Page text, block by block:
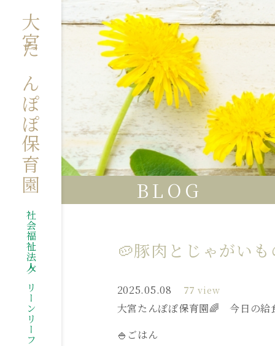
社会福祉法人グリーンリーフ
大宮たんぽぽ保育園 BLOG
🥔豚肉とじゃがい
2025.05.08 77 view
大宮たんぽぽ保育園🌈 今日の給
🍚ごはん